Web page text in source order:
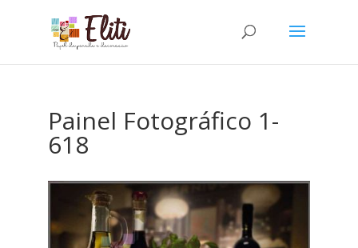
Painel Fotográfico 1-
618